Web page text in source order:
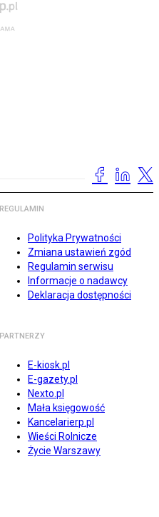
REGULAMIN
Polityka Prywatności
Zmiana ustawień zgód
Regulamin serwisu
Informacje o nadawcy
Deklaracja dostępności
PARTNERZY
E-kiosk.pl
E-gazety.pl
Nexto.pl
Mała księgowość
Kancelarierp.pl
Wieści Rolnicze
Życie Warszawy